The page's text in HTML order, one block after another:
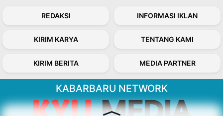
REDAKSI INFORMASI IKLAN
KIRIM KARYA TENTANG KAMI
KIRIM BERITA MEDIA PARTNER
KABARBARU NETWORK